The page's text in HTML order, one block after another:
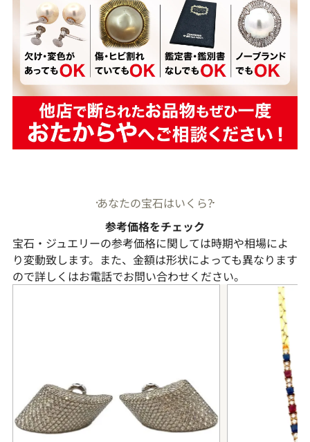
あなたの宝石はいくら?
参考価格をチェック
宝石・ジュエリーの参考価格に関しては時期や相場によ
り変動致します。また、金額は形状によっても異なります
ので詳しくはお電話でお問い合わせください。